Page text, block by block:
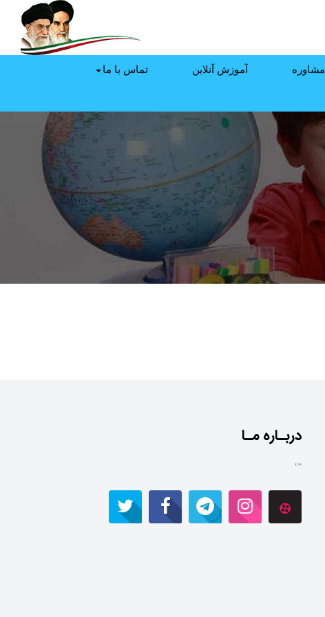
مشاوره آموزش آنلاین تماس با ما
دربـاره مـا
""